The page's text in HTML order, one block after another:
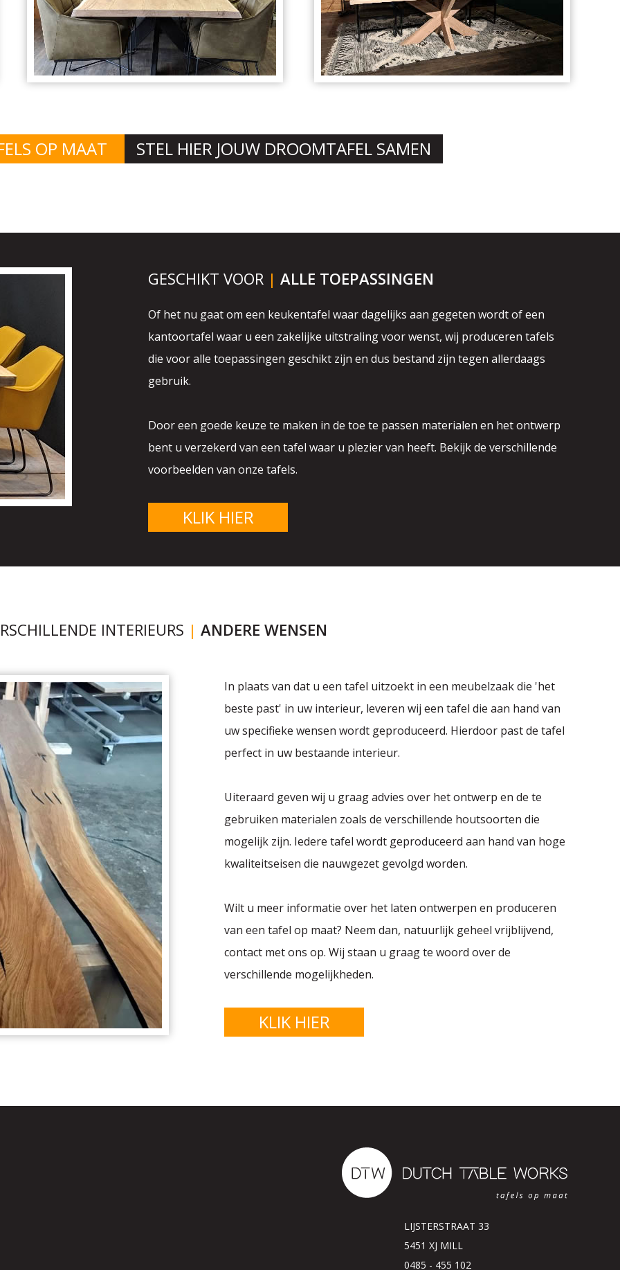
OP MAAT STEL HIER JOUW DROOMTAFEL SAMEN
GESCHIKT VOOR | ALLE TOEPASSINGEN
Of het nu gaat om een keukentafel waar dagelijks aan gegeten wordt of een
kantoortafel waar u een zakelijke uitstraling voor wenst, wij produceren tafels
die voor alle toepassingen geschikt zijn en dus bestand zijn tegen allerdaags
gebruik.
Door een goede keuze te maken in de toe te passen materialen en het ontwerp
bent u verzekerd van een tafel waar u plezier van heeft. Bekijk de verschillende
voorbeelden van onze tafels.
KLIK HIER
INTERIEURS | ANDERE WENSEN
In plaats van dat u een tafel uitzoekt in een meubelzaak die 'het
beste past' in uw interieur, leveren wij een tafel die aan hand van
uw specifieke wensen wordt geproduceerd. Hierdoor past de tafel
perfect in uw bestaande interieur.
Uiteraard geven wij u graag advies over het ontwerp en de te
gebruiken materialen zoals de verschillende houtsoorten die
mogelijk zijn. Iedere tafel wordt geproduceerd aan hand van hoge
kwaliteitseisen die nauwgezet gevolgd worden.
Wilt u meer informatie over het laten ontwerpen en produceren
van een tafel op maat? Neem dan, natuurlijk geheel vrijblijvend,
contact met ons op. Wij staan u graag te woord over de
verschillende mogelijkheden.
KLIK HIER
LIJSTERSTRAAT 33
5451 XJ MILL
0485 - 455 102